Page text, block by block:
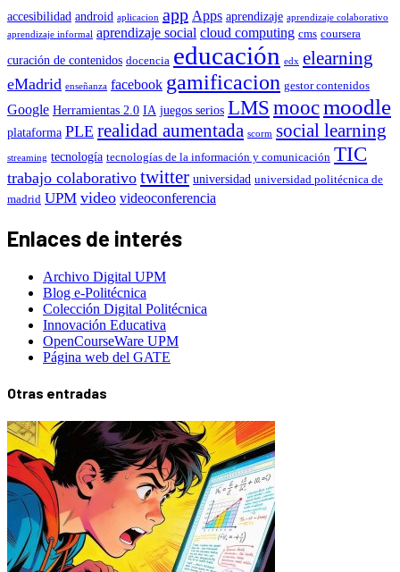
accesibilidad android aplicacion app Apps aprendizaje aprendizaje colaborativo
aprendizaje informal aprendizaje social cloud computing cms coursera
curación de contenidos docencia educación edx elearning
eMadrid enseñanza facebook gamificacion gestor contenidos
Google Herramientas 2.0 IA juegos serios LMS moocmoodle
plataforma PLE realidad aumentada scorm social learning
streaming tecnología tecnologías de la información y comunicación TIC
trabajo colaborativo twitter universidad universidad politécnica de
madrid UPM video videoconferencia
Enlaces de interés
Archivo Digital UPM
Blog e-Politécnica
Colección Digital Politécnica
Innovación Educativa
OpenCourseWare UPM
Página web del GATE
Otras entradas